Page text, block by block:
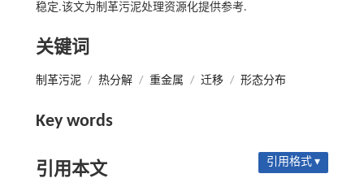
稳定.该文为制革污泥处理资源化提供参考.
关键词
制革污泥 / 热分解 / 重金属 / 迁移 / 形态分布
Key words
引用本文 引用格式 ▾